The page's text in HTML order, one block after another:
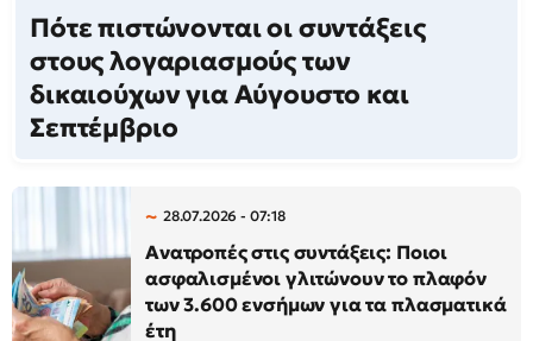
Πότε πιστώνονται οι συντάξεις
στους λογαριασμούς των
δικαιούχων για Αύγουστο και
Σεπτέμβριο
28.07.2026 - 07:18
Ανατροπές στις συντάξεις: Ποιοι
ασφαλισμένοι γλιτώνουν το πλαφόν
των 3.600 ενσήμων για τα πλασματικά
έτη